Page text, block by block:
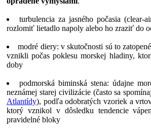
turbulencia za jasného počasia (clear-
rozlomiť lietadlo napoly alebo ho zraziť do
modré diery: v skutočnosti sú to
vznikli počas poklesu morskej hladiny,
doby
podmorská biminská stena: údajne
neznámej starej civilizácie (často sa
Atlantídy), podľa odobratých vzoriek a
ktorý vznikol v dôsledku tendencie
pravidelné bloky